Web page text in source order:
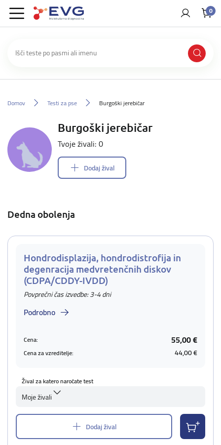
0
Domov Testi za pse Burgoški jerebičar
Burgoški jerebičar
Tvoje živali: 0
Dodaj žival
Dedna obolenja
Hondrodisplazija, hondrodistrofija in
degenracija medvretenčnih diskov
(CDPA/CDDY-IVDD)
Povprečni čas izvedbe: 3-4 dni
Podrobno
Cena: 55,00 €
Cena za vzreditelje: 44,00 €
Žival za katero naročate test
Moje živali
Dodaj žival